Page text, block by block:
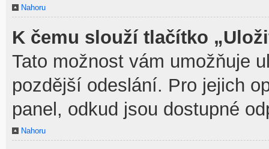
Nahoru
K čemu slouží tlačítko
Tato možnost vám umožňuje
pozdější odeslání. Pro jejich
panel, odkud jsou dostupné
Nahoru